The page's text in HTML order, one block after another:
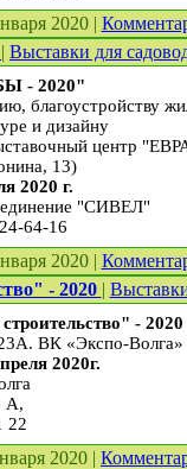
2020 |
| Выставки для
- 2020"
благоустройству
и дизайну
центр
13)
2020 г.
"СИВЕЛ"
64-16
2020 |
- 2020 |
- 2020
ВК «Экспо-Волга»
2020г.
А,
22
2020 |